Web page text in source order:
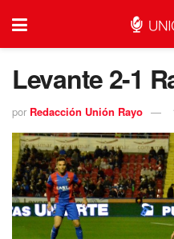
Levante 2-1
por Redacción Unión Rayo